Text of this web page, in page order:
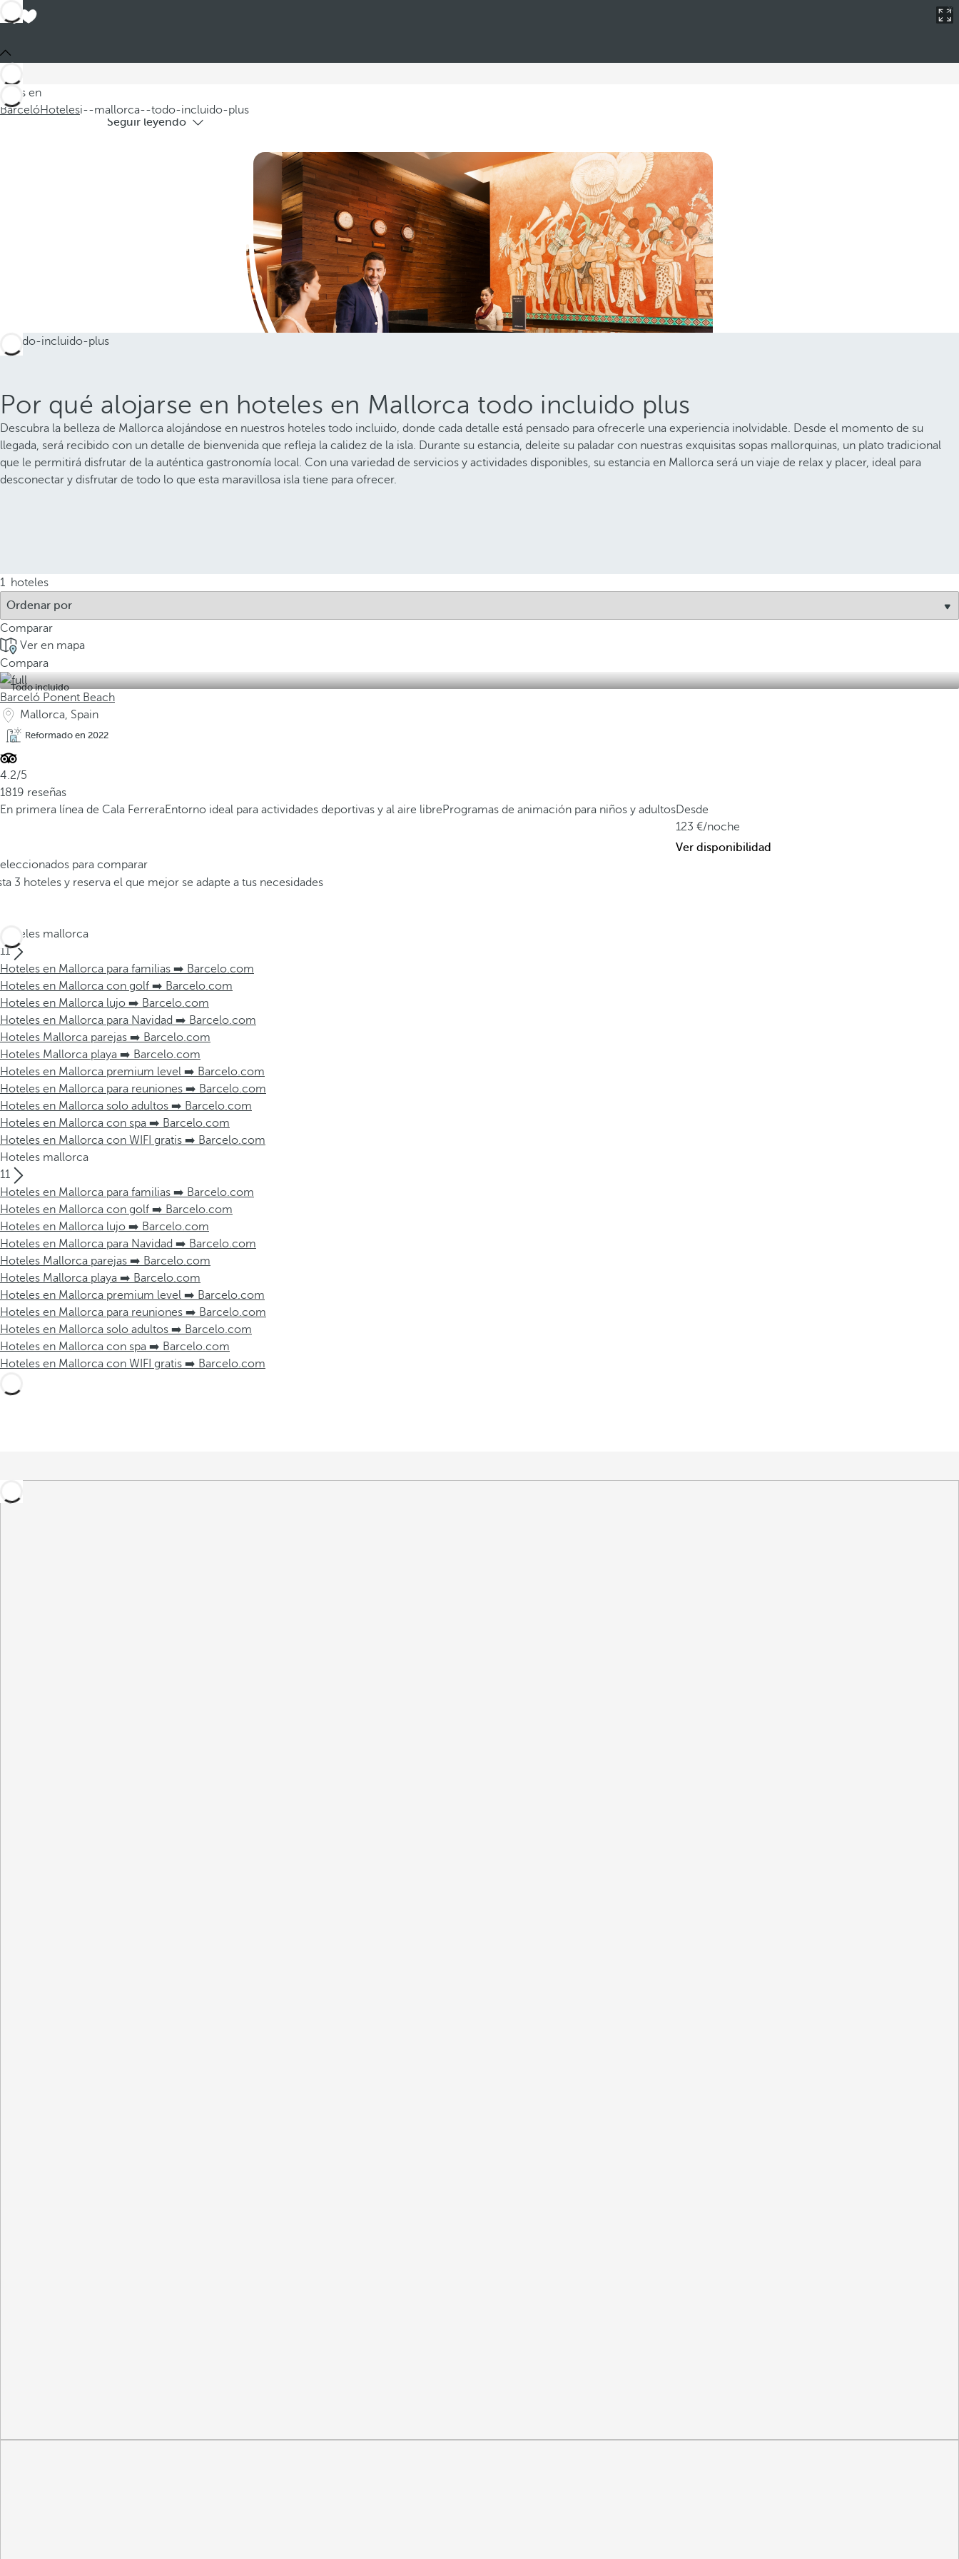
Estás en
BarcelóHotelesi--mallorca--todo-incluido-plus
Hoteles en Mallorca todo incluido plus
Seguir leyendo
Por qué alojarse en hoteles en Mallorca todo incluido plus
Descubra la belleza de Mallorca alojándose en nuestros hoteles todo incluido, donde cada detalle está pensado para ofrecerle una experiencia inolvidable. Desde el momento de su
llegada, será recibido con un detalle de bienvenida que refleja la calidez de la isla. Durante su estancia, deleite su paladar con nuestras exquisitas sopas mallorquinas, un plato tradicional
que le permitirá disfrutar de la auténtica gastronomía local. Con una variedad de servicios y actividades disponibles, su estancia en Mallorca será un viaje de relax y placer, ideal para
desconectar y disfrutar de todo lo que esta maravillosa isla tiene para ofrecer.
1 hoteles
Comparar
Ver en mapa
Compara
Todo incluido
Barceló Ponent Beach
Mallorca, Spain
Reformado en 2022
4.2/5
1819 reseñas
En primera línea de Cala FerreraEntorno ideal para actividades deportivas y al aire libreProgramas de animación para niños y adultosDesde
123
/noche
Ver disponibilidad
para comparar
3 hoteles y reserva el que mejor se adapte a tus necesidades
Hoteles mallorca
11
Hoteles en Mallorca para familias ➡️ Barcelo.com
Hoteles en Mallorca con golf ➡️ Barcelo.com
Hoteles en Mallorca lujo ➡️ Barcelo.com
Hoteles en Mallorca para Navidad ➡️ Barcelo.com
Hoteles Mallorca parejas ➡️ Barcelo.com
Hoteles Mallorca playa ➡️ Barcelo.com
Hoteles en Mallorca premium level ➡️ Barcelo.com
Hoteles en Mallorca para reuniones ➡️ Barcelo.com
Hoteles en Mallorca solo adultos ➡️ Barcelo.com
Hoteles en Mallorca con spa ➡️ Barcelo.com
Hoteles en Mallorca con WIFI gratis ➡️ Barcelo.com
Hoteles mallorca
11
Hoteles en Mallorca para familias ➡️ Barcelo.com
Hoteles en Mallorca con golf ➡️ Barcelo.com
Hoteles en Mallorca lujo ➡️ Barcelo.com
Hoteles en Mallorca para Navidad ➡️ Barcelo.com
Hoteles Mallorca parejas ➡️ Barcelo.com
Hoteles Mallorca playa ➡️ Barcelo.com
Hoteles en Mallorca premium level ➡️ Barcelo.com
Hoteles en Mallorca para reuniones ➡️ Barcelo.com
Hoteles en Mallorca solo adultos ➡️ Barcelo.com
Hoteles en Mallorca con spa ➡️ Barcelo.com
Hoteles en Mallorca con WIFI gratis ➡️ Barcelo.com